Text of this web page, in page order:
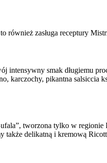
zasługa receptury
intensywny smak długiemu
karczochy, pikantna salsiccia
tworzona tylko w
delikatną i kremową